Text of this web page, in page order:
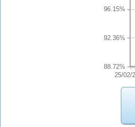
25/02/
88.72%
92.36%
96.15%